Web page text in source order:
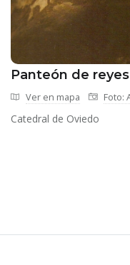
Panteón de reyes
Ver en mapa Foto:
Catedral de Oviedo